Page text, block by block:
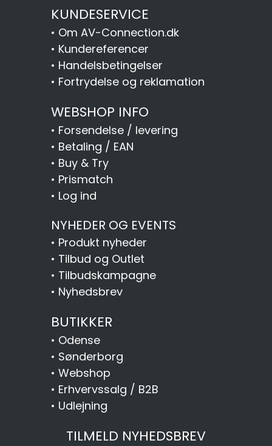
KUNDESERVICE
• Om AV-Connection.dk
• Kundereferencer
• Handelsbetingelser
• Fortrydelse og reklamation
WEBSHOP INFO
• Forsendelse / levering
• Betaling / EAN
• Buy & Try
• Prismatch
• Log ind
NYHEDER OG EVENTS
• Produkt nyheder
• Tilbud og Outlet
• Tilbudskampagne
• Nyhedsbrev
BUTIKKER
• Odense
• Sønderborg
• Webshop
• Erhvervssalg / B2B
• Udlejning
TILMELD NYHEDSBREV